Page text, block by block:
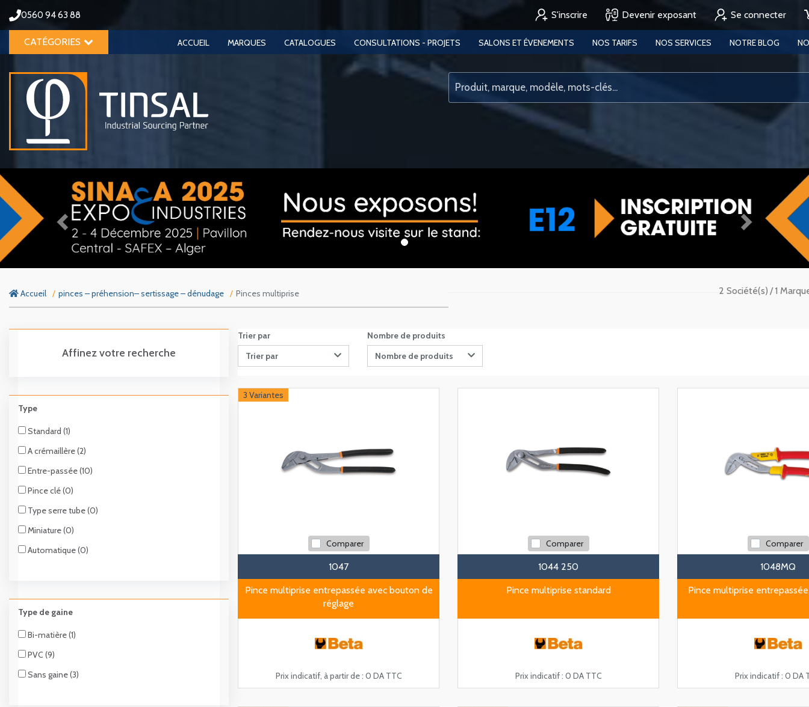
0560 94 63 88 S'inscrire Devenir exposant Se connecter
CATÉGORIES ACCUEIL MARQUES CATALOGUES CONSULTATIONS - PROJETS SALONS ET ÉVENEMENTS NOS TARIFS NOS SERVICES NOTRE BLOG
Previous
Accueil pinces – préhension– sertissage – dénudage Pinces multiprise 1
2 Société(s)
Affinez votre recherche
Type
Standard (1)
A crémaillère (2)
Entre-passée (10)
Pince clé (0)
Type serre tube (0)
Miniature (0)
Automatique (0)
Type de gaine
Bi-matière (1)
PVC (9)
Sans gaine (3)
Trier par
Trier par
Nombre de produits
Nombre de produits
3 Variantes
Comparer
1047
Pince multiprise entrepassée avec bouton de
réglage
Prix indicatif, à partir de : 0 DA TTC
Comparer
1044 250
Pince multiprise standard
Prix indicatif : 0 DA TTC
Comparer
1048MQ
Pince multiprise
Prix indicatif : 0 DA